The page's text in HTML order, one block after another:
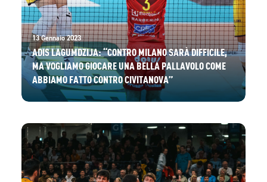
13 Gennaio 2023
ADIS LAGUMDZIJA: “CONTRO MILANO SARÀ DIFFICILE,
MA VOGLIAMO GIOCARE UNA BELLA PALLAVOLO COME
ABBIAMO FATTO CONTRO CIVITANOVA”